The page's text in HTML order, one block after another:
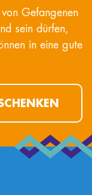
Gefangenen
sein dürfen,
in eine gute